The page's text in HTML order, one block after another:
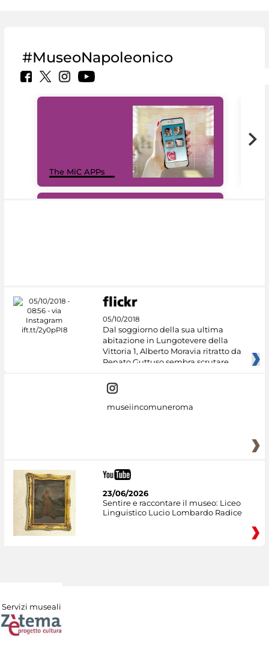
#MuseoNapoleonico
The MiC APPs
05/10/2018
Dal soggiorno della sua ultima
abitazione in Lungotevere della
Vittoria 1, Alberto Moravia ritratto da
Renato Guttuso sembra scrutare
museiincomuneroma
23/06/2026
Sentire e raccontare il museo: Liceo
Linguistico Lucio Lombardo Radice
Servizi museali